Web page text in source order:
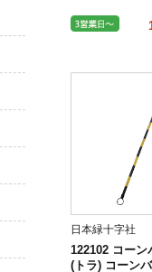
日本緑十字社
122102 コーン
(トラ) コーン